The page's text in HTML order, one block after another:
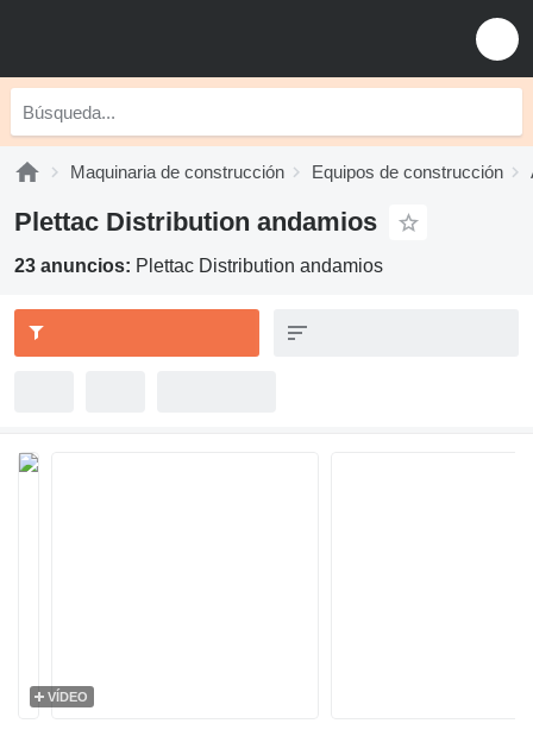
Maquinaria de construcción Equipos de construcción
Plettac Distribution andamios
23 anuncios: Plettac Distribution andamios
VÍDEO